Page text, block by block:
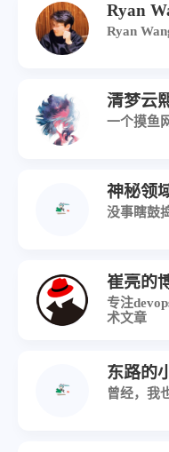
Ryan
Ryan
清梦云
一个摸鱼
神秘领
没事瞎鼓
崔亮的
专注
术文章
东路的
曾经，我